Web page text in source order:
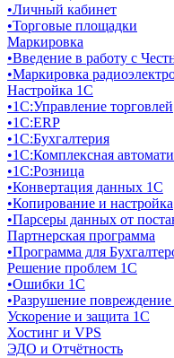
•Личный кабинет
•Торговые площадки
Маркировка
•Введение в работу с
•Маркировка
Настройка 1С
•1C:Управление торговлей
•1С:ERP
•1С:Бухгалтерия
•1С:Комплексная
•1С:Розница
•Конвертация данных 1С
•Копирование и настройка
•Парсеры данных от
Партнерская программа
•Программа для
Решение проблем 1С
•Ошибки 1С
•Разрушение
Ускорение и защита 1С
Хостинг и VPS
ЭДО и Отчётность